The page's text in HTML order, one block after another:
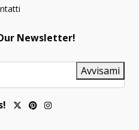
Newsletter!
Avvisami